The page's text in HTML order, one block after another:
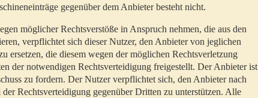
gegenüber dem Anbieter besteht nicht.
möglicher Rechtsverstöße in Anspruch nehmen, die aus den
verpflichtet sich dieser Nutzer, den Anbieter von jeglichen
die diesem wegen der möglichen Rechtsverletzung
der notwendigen Rechtsverteidigung freigestellt. Der Anbieter ist
zu fordern. Der Nutzer verpflichtet sich, den Anbieter nach
Rechtsverteidigung gegenüber Dritten zu unterstützen. Alle